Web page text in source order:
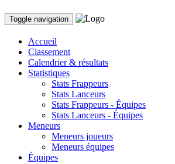
Toggle navigation
Accueil
Classement
Calendrier & résultats
Statistiques
Stats Frappeurs
Stats Lanceurs
Stats Frappeurs - Équipes
Stats Lanceurs - Équipes
Meneurs
Meneurs joueurs
Meneurs équipes
Équipes